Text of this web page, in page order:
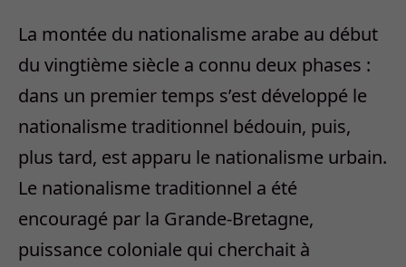
La montée du nationalisme arabe au début
du vingtième siècle a connu deux phases :
dans un premier temps s’est développé le
nationalisme traditionnel bédouin, puis,
plus tard, est apparu le nationalisme urbain.
Le nationalisme traditionnel a été
encouragé par la Grande-Bretagne,
puissance coloniale qui cherchait à